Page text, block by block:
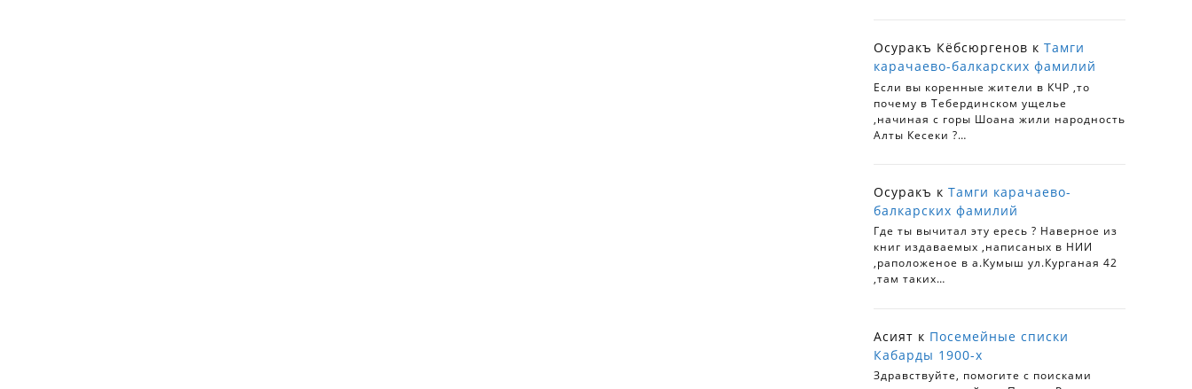
Осуракъ Кёбсюргенов к Тамги
карачаево-балкарских фамилий
Если вы коренные жители в КЧР ,то
почему в Тебердинском ущелье
,начиная с горы Шоана жили народность
Алты Кесеки ?…
Осуракъ к Тамги карачаево-
балкарских фамилий
Где ты вычитал эту ересь ? Наверное из
книг издаваемых ,написаных в НИИ
,раположеное в а.Кумыш ул.Курганая 42
,там таких…
Асият к Посемейные списки
Кабарды 1900-х
Здравствуйте, помогите с поисками